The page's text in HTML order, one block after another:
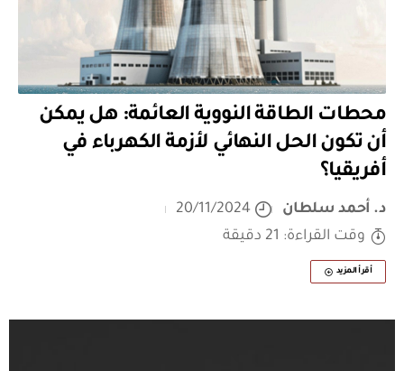
محطات الطاقة النووية العائمة: هل يمكن
أن تكون الحل النهائي لأزمة الكهرباء في
أفريقيا؟
د. أحمد سلطان
20/11/2024
وقت القراءة: 21 دقيقة
أقرأ المزيد